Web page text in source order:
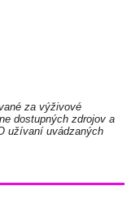
za výživové
dostupných zdrojov a
užívaní uvádzaných